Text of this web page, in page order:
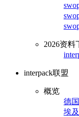
2026资料
interpack联盟
概览
德国
埃及